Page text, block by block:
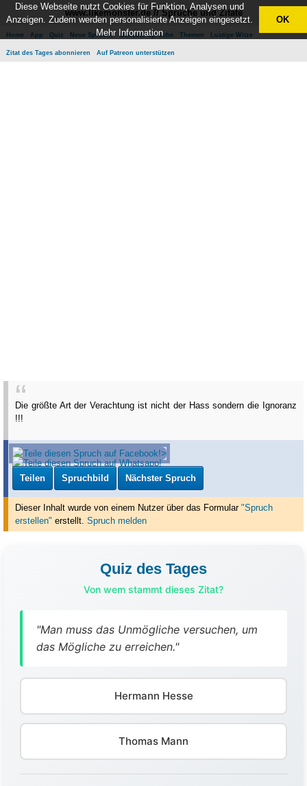
www.likemonster.de // Sprüche und Zitate
Home App Quiz Neue Sprüche Beliebte Sprüche Themen Lustige Witze
Zitat des Tages abonnieren Auf Patreon unterstützen
Die größte Art der Verachtung ist nicht der Hass sondern die Ignoranz
!!!
Teilen Spruchbild Nächster Spruch
Dieser Inhalt wurde von einem Nutzer über das Formular "Spruch
erstellen" erstellt. Spruch melden
Quiz des Tages
Von wem stammt dieses Zitat?
"Man muss das Unmögliche versuchen, um
das Mögliche zu erreichen."
Hermann Hesse
Thomas Mann
Diese Webseite nutzt Cookies für Funktion, Analysen und
Anzeigen. Zudem werden personalisierte Anzeigen eingesetzt.
Mehr Information
OK